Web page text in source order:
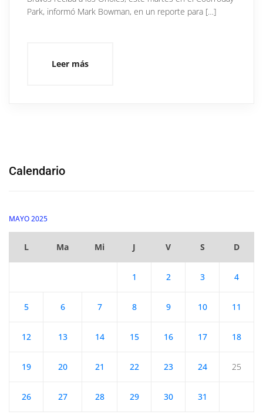
Park, informó Mark Bowman, en un reporte para […]
Leer más
Calendario
MAYO 2025
L Ma Mi J V S D
1 2 3 4
5 6 7 8 9 10 11
12 13 14 15 16 17 18
19 20 21 22 23 24 25
26 27 28 29 30 31